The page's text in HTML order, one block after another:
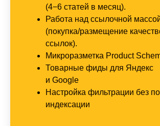
(4−6 статей в месяц).
Работа над ссылочной
(покупка/размещение
ссылок).
Микроразметка Product
Товарные фиды для Яндекс
и Google
Настройка фильтрации без
индексации